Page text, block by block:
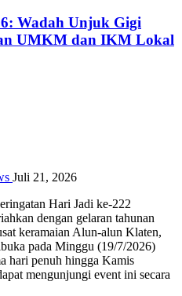
Wadah Unjuk Gigi
UMKM dan IKM Lokal
Juli 21, 2026
Hari Jadi ke-222
dengan gelaran tahunan
keramaian Alun-alun Klaten,
pada Minggu (19/7/2026)
hari penuh hingga Kamis
mengunjungi event ini secara